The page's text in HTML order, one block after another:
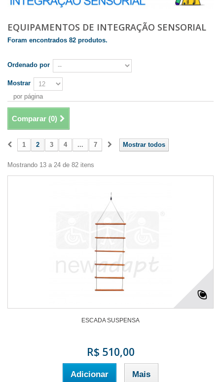
EQUIPAMENTOS DE INTEGRAÇÃO SENSORIAL
Foram encontrados 82 produtos.
Ordenado por
Mostrar
por página
Comparar (0)
Mostrar todos
1 2 3 4 ... 7
Mostrando 13 a 24 de 82 itens
ESCADA SUSPENSA
R$ 510,00
Adicionar Mais